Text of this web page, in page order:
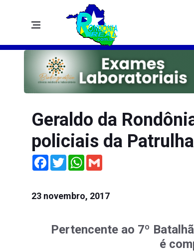
Geraldo da
policiais da
Facebook
TwitterWhatsApp
23 novembro, 2017
Pertencente ao 7º
é